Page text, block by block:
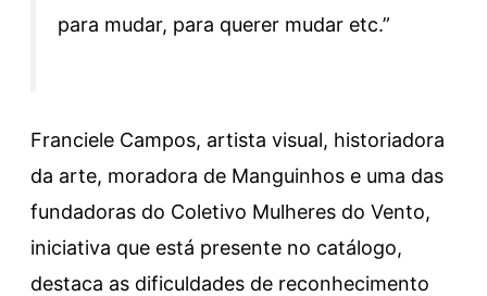
para mudar, para querer mudar etc.”
Franciele Campos, artista visual, historiadora
da arte, moradora de Manguinhos e uma das
fundadoras do Coletivo Mulheres do Vento,
iniciativa que está presente no catálogo,
destaca as dificuldades de reconhecimento